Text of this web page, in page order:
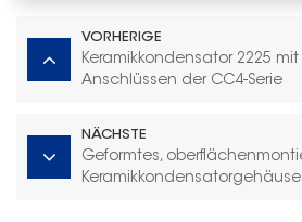
VORHERIGE
Keramikkondensator 2225
Anschlüssen der CC4-Serie
NÄCHSTE
Geformtes,